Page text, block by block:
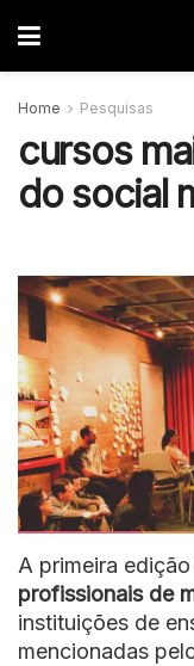
Home Pesquisas
cursos
do social
A primeira
profissionais de
instituições de
mencionadas